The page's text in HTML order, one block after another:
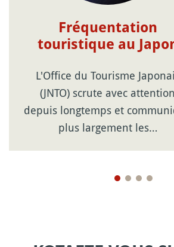
Fréquentation
touristique au
L'Office du Tourisme
(JNTO) scrute avec attention
depuis longtemps et
plus largement les…